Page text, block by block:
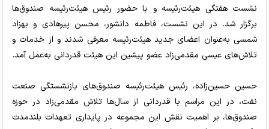
نشست هفتگی هیئت‌رئیسه و با حضور رئیس هیئت‌رئیسه صندوق‌ها
برگزار شد. در این نشست، فاطمه دانشور، محسن پیرهادی و بهزاد
شمسی به‌عنوان اعضای جدید هیئت‌رئیسه معرفی شدند و از خدمات و
تلاش‌های عیسی مقدمی‌زاد عضو پیشین این هیئت قدردانی به‌عمل آمد.
حسین حسین‌زاده، رئیس هیئت‌رئیسه صندوق‌های بازنشستگی صنعت
نفت، در این مراسم با قدردانی از سال‌ها تلاش مقدمی‌زاد در حوزه
صندوق‌ها، بر اهمیت نقش این مجموعه در پایداری تعهدات بلندمدت